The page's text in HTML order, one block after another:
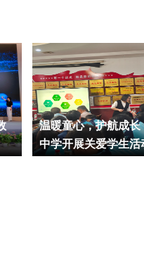
温暖童心，护航成长
中学开展关爱学生活